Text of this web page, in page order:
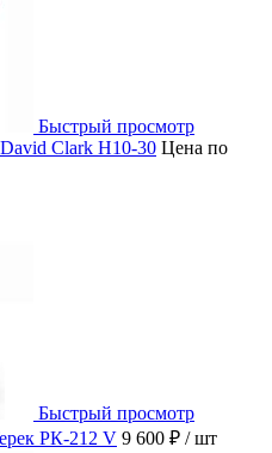
Быстрый просмотр
Clark H10-30 Цена по
Быстрый просмотр
РК-212 V 9 600 ₽ / шт